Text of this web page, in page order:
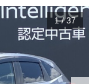
1/37